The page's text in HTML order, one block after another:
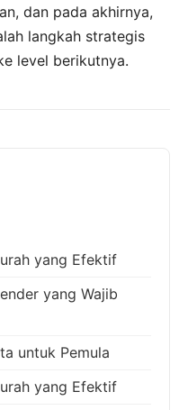
dan pada akhirnya,
langkah strategis
level berikutnya.
yang Efektif
yang Wajib
untuk Pemula
yang Efektif